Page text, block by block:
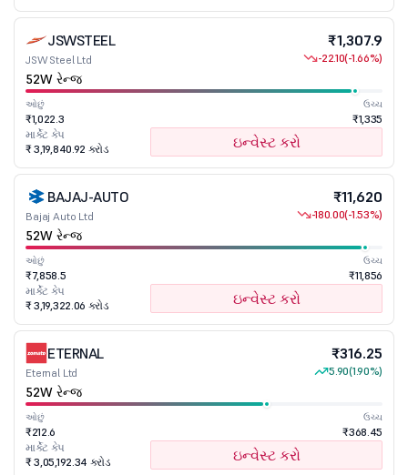
JSWSTEEL
JSW Steel Ltd
₹1,307.9
-22.10(-1.66%)
52W રેન્જ
ઓછું
₹1,022.3
ઉચ્ચ
₹1,335
માર્કેટ કેપ
₹ 3,19,840.92 કરોડ
ઇન્વેસ્ટ કરો
BAJAJ-AUTO
Bajaj Auto Ltd
₹11,620
-180.00(-1.53%)
52W રેન્જ
ઓછું
₹7,858.5
ઉચ્ચ
₹11,856
માર્કેટ કેપ
₹ 3,19,322.06 કરોડ
ઇન્વેસ્ટ કરો
ETERNAL
Eternal Ltd
₹316.25
5.90(1.90%)
52W રેન્જ
ઓછું
₹212.6
ઉચ્ચ
₹368.45
માર્કેટ કેપ
₹ 3,05,192.34 કરોડ
ઇન્વેસ્ટ કરો